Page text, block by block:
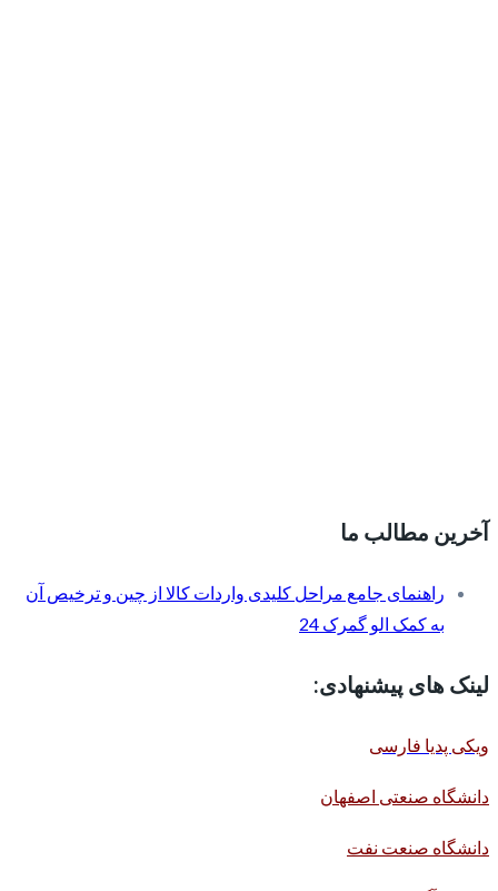
آخرین مطالب ما
راهنمای جامع مراحل کلیدی واردات کالا از چین و ترخیص آن
به کمک الو گمرک 24
لینک های پیشنهادی:
ویکی پدیا فارسی
دانشگاه صنعتی اصفهان
دانشگاه صنعت نفت